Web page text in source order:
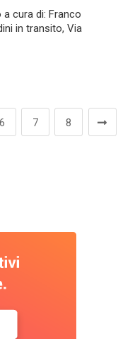
cura di: Franco
in transito, Via
6 7 8